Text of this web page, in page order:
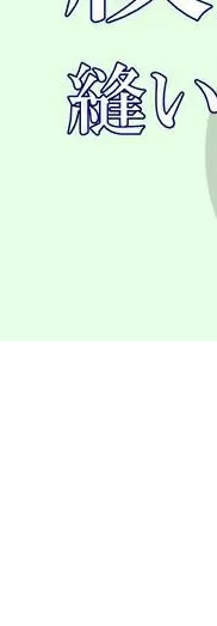
羽織・道行・道中着